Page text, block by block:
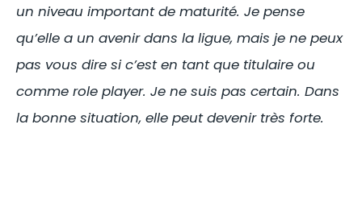
un niveau important de maturité. Je pense
qu’elle a un avenir dans la ligue, mais je ne peux
pas vous dire si c’est en tant que titulaire ou
comme role player. Je ne suis pas certain. Dans
la bonne situation, elle peut devenir très forte.